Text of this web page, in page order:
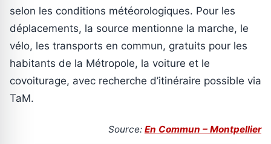
selon les conditions météorologiques. Pour les
déplacements, la source mentionne la marche, le
vélo, les transports en commun, gratuits pour les
habitants de la Métropole, la voiture et le
covoiturage, avec recherche d’itinéraire possible via
TaM.
Source: En Commun – Montpellier